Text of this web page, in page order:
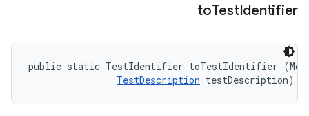
toTestIdentifier
public static TestIdentifier toTestIdentifier
TestDescription testDescription)